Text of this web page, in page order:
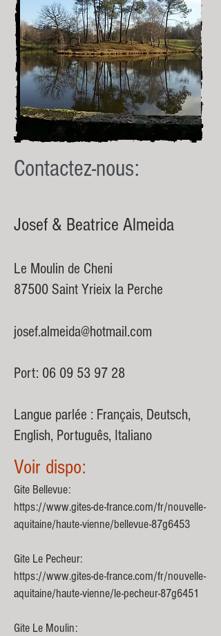
Contactez-nous:
Josef & Beatrice Almeida
Le Moulin de Cheni
87500 Saint Yrieix la Perche
josef.almeida@hotmail.com
Port: 06 09 53 97 28
Langue parlée : Français, Deutsch,
English, Português, Italiano
Voir dispo:
Gite Bellevue:
https://www.gites-de-france.com/fr/nouvelle-
aquitaine/haute-vienne/bellevue-87g6453
Gite Le Pecheur:
https://www.gites-de-france.com/fr/nouvelle-
aquitaine/haute-vienne/le-pecheur-87g6451
Gite Le Moulin: